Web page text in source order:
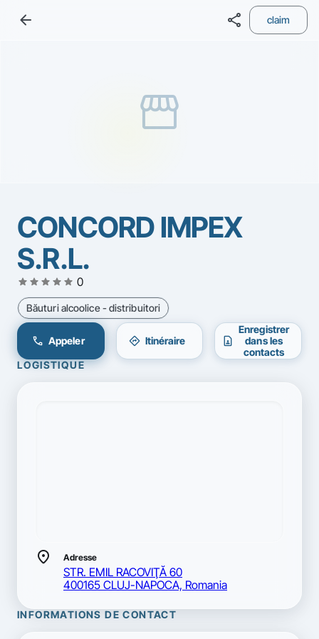
arrow_back share claim
storefront
CONCORD IMPEX
S.R.L.
star star star star star 0
Băuturi alcoolice - distribuitori
call Appeler directions Itinéraire contact_page
Enregistrer
dans les
contacts
LOGISTIQUE
location_on Adresse
STR. EMIL RACOVIŢĂ 60
400165 CLUJ-NAPOCA, Romania
INFORMATIONS DE CONTACT